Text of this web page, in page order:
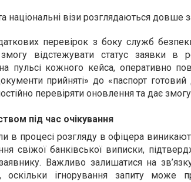
національні візи розглядаються довше
перевірок з боку служб
відстежувати статус заявки в
пульсі кожного кейса, оперативно
прийняті» до «паспорт
перевіряти оновлення та дає
під час очікування
в процесі розгляду в офіцера
свіжої банківської виписки,
Важливо залишатися на
оскільки ігнорування запиту може